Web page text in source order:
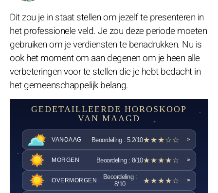
Dit zou je in staat stellen om jezelf te presenteren in
het professionele veld. Je zou deze periode moeten
gebruiken om je verdiensten te benadrukken. Nu is
ook het moment om aan degenen om je heen alle
verbeteringen voor te stellen die je hebt bedacht in
het gemeenschappelijk belang.
GEDETAILLEERDE HOROSKOOP
VAN MAAGD
VANDAAG Beoordeling : 5.2/10★★★☆☆ >
MORGEN Beoordeling : 8/10★★★★☆ >
OVERMORGEN
Beoordeling :
8/10
★★★★☆ >